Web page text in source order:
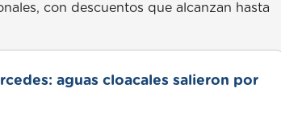
con descuentos que alcanzan hasta
aguas cloacales salieron por